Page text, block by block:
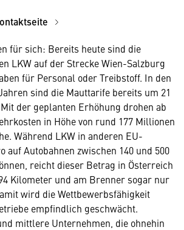
für sich: Bereits heute sind die
LKW auf der Strecke Wien-Salzburg
für Personal oder Treibstoff. In den
sind die Mauttarife bereits um 21
der geplanten Erhöhung drohen ab
in Höhe von rund 177 Millionen
Während LKW in anderen EU-
auf Autobahnen zwischen 140 und 500
reicht dieser Betrag in Österreich
Kilometer und am Brenner sogar nur
wird die Wettbewerbsfähigkeit
empfindlich geschwächt.
mittlere Unternehmen, die ohnehin